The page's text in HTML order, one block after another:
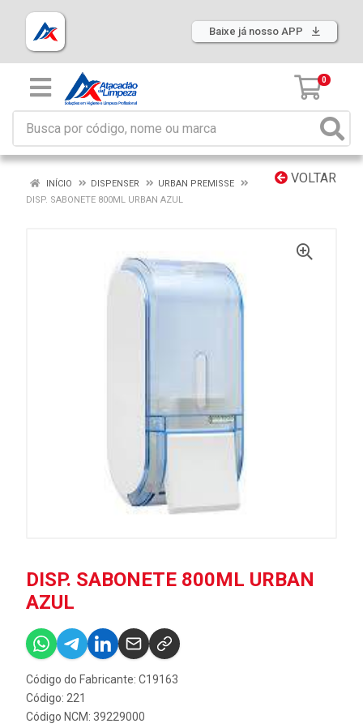
Baixe já nosso APP
0
VOLTAR
INÍCIO DISPENSER
URBAN PREMISSE
DISP. SABONETE 800ML URBAN AZUL
DISP. SABONETE 800ML URBAN
AZUL
Código do Fabricante: C19163
Código: 221
Código NCM: 39229000